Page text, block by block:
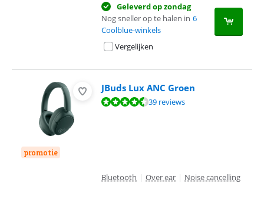
Geleverd op zondag
Nog sneller op te halen in 6
Coolblue-winkels
Vergelijken
promotie
JBuds Lux ANC Groen
Beoordeling is 9,0 van de 10, gebaseerd op 39 reviews.
39 reviews
Bluetooth | Over ear | Noise cancelling